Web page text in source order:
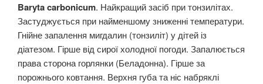
Baryta carbonicum. Найкращий засіб при тонзилітах.
Застуджується при найменшому зниженні температури.
Гнійне запалення мигдалин (тонзиліт) у дітей із
діатезом. Гірше від сирої холодної погоди. Запалюється
права сторона горлянки (Беладонна). Гірше за
порожнього ковтання. Верхня губа та ніс набряклі